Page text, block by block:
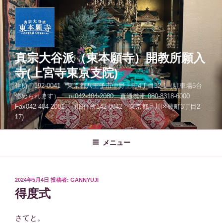
コ
ン
テ
ン
へ
ス
キ
ッ
プ
真宗大谷派（東本願寺）開教所願入
寺(上宮寺東京支院)
住所 192-0041 東京都八王子市中野上町4丁目32-1（駐車場5台
停められます） ℡042-404-2080 直通携帯 080-8318-6000
Fax042-404-2081 (旧住所142-0042 東京都品川区豊町3丁目2-
17)
メニュー
投
稿
日:
2024年5月4日 投稿者: GANNYUJI
得度式
さてと。